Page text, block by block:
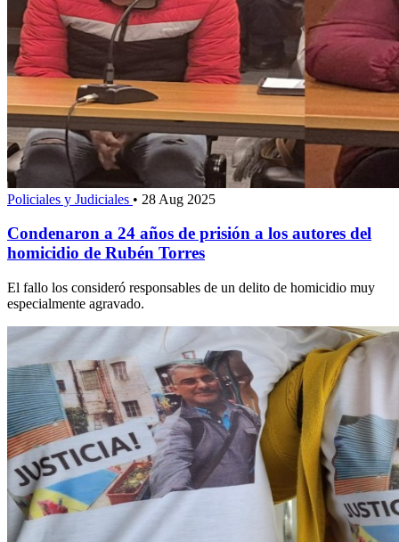
Policiales y Judiciales • 28 Aug 2025
Condenaron a 24 años de prisión a los autores del
homicidio de Rubén Torres
El fallo los consideró responsables de un delito de homicidio muy
especialmente agravado.